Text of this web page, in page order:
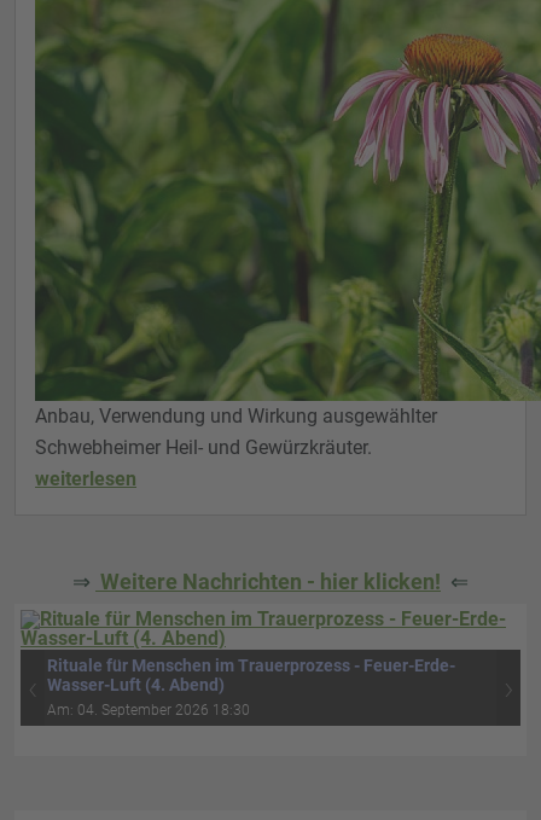
Anbau, Verwendung und Wirkung ausgewählter
Schwebheimer Heil- und Gewürzkräuter.
weiterlesen
⇒ Weitere Nachrichten - hier klicken! ⇐
Rituale für Menschen im Trauerprozess - Feuer-Erde-
Wasser-Luft (4. Abend)
Am: 04. September 2026 18:30
‹ ›